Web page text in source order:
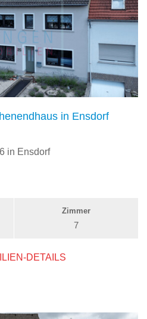
in Ensdorf
in Ensdorf
Zimmer
7
DETAILS